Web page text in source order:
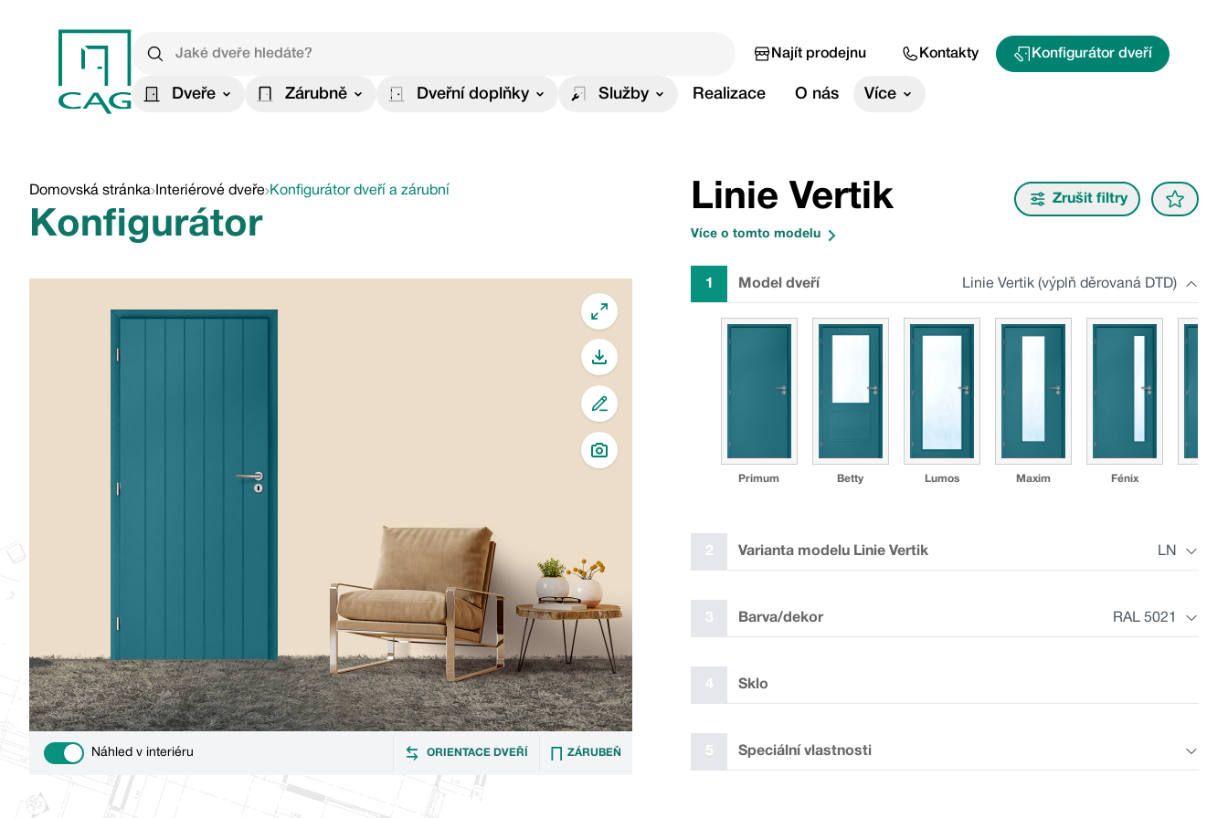
Najít prodejnu Kontakty Konfigurátor dveří
Dveře Zárubně Dveřní doplňky Služby Realizace O nás Více
Domovská stránka Interiérové dveře Konfigurátor dveří a zárubní
Konfigurátor
Use settingNáhled v interiéru ORIENTACE DVEŘÍ ZÁRUBEŇ
Linie Vertik Zrušit filtry
Více o tomto modelu
1 Model dveří Linie Vertik (výplň děrovaná DTD)
Primum Betty Lumos Maxim Fénix
2 Varianta modelu Linie Vertik LN
L2 L13P
3
Barva/dekor RAL 5021
4 Sklo
5 Speciální vlastnosti